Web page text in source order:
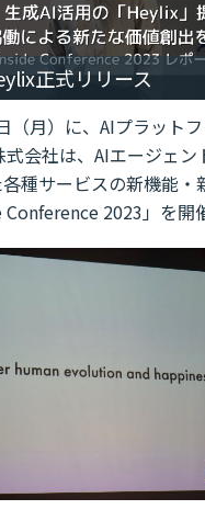
正式リリース
（月）に、AIプラット
会社は、AIエージェン
種サービスの新機能・
2023」を開